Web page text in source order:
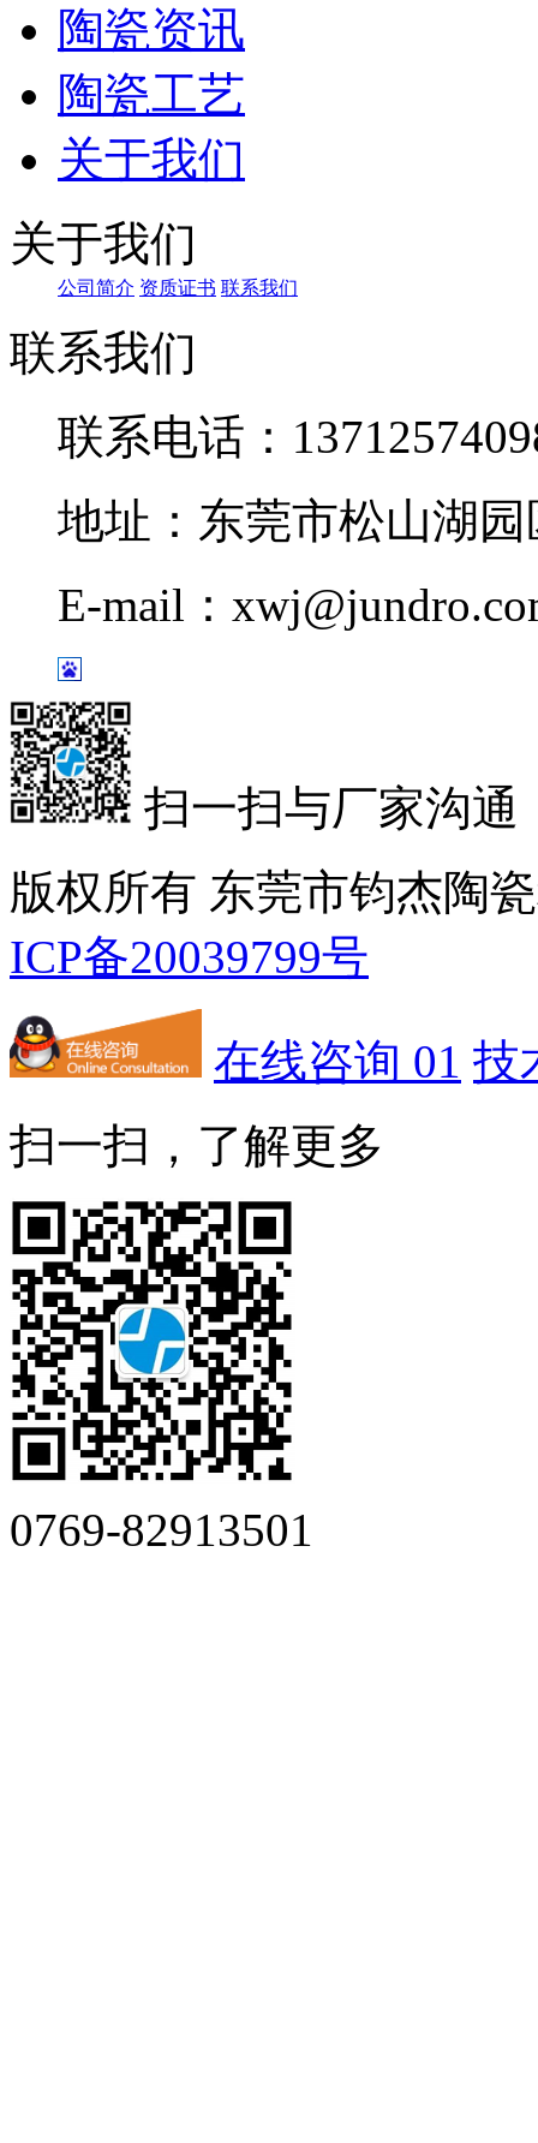
陶瓷资讯
陶瓷工艺
关于我们
关于我们
公司简介 资质证书 联系我们
联系我们
联系电话：
地址：东莞市松山湖
E-mail：
扫一扫与厂家沟通
版权所有 东莞市钧杰
ICP备20039799号
在线咨询 01 技
扫一扫，了解更多
0769-82913501